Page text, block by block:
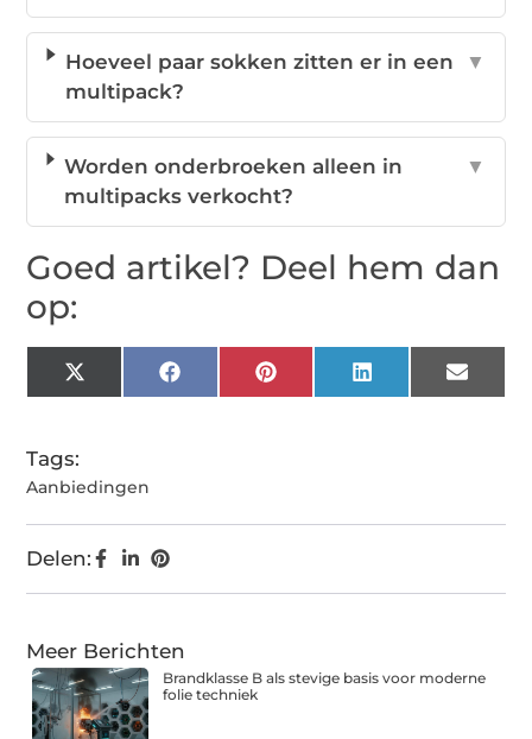
Hoeveel paar sokken zitten er in een
multipack?
▼
Worden onderbroeken alleen in
multipacks verkocht?
▼
Goed artikel? Deel hem dan
op:
X
(Twitter)
FacebookPinterestLinkedIn Email
Tags:
Aanbiedingen
Delen:
Meer Berichten
Brandklasse B als stevige basis voor moderne
folie techniek